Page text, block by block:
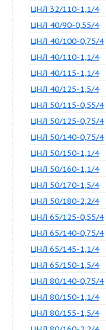
ЦНЛ 80/170-
ЦНЛ 100/190-
ЦНЛ 100/190-
ЦНЛ 125/185-
ЦНЛ 125/200-
ЦНЛ 150/200-
ЦНЛ 25/80-
ЦНЛ 25/90-
ЦНЛ 25/100-
ЦНЛ 25/105-
ЦНЛ 32/90-
ЦНЛ 32/100-
ЦНЛ 32/110-
ЦНЛ 40/90-
ЦНЛ 40/100-
ЦНЛ 40/110-
ЦНЛ 40/115-
ЦНЛ 40/125-